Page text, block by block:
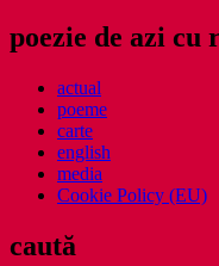
poezie de azi cu
actual
poeme
carte
english
media
Cookie Policy (EU)
caută